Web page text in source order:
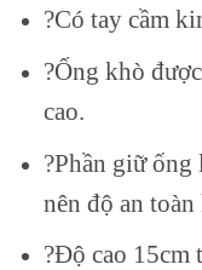
?Có tay cầm
?Ống khò
cao.
?Phần giữ ống
nên độ an
?Độ cao 15cm